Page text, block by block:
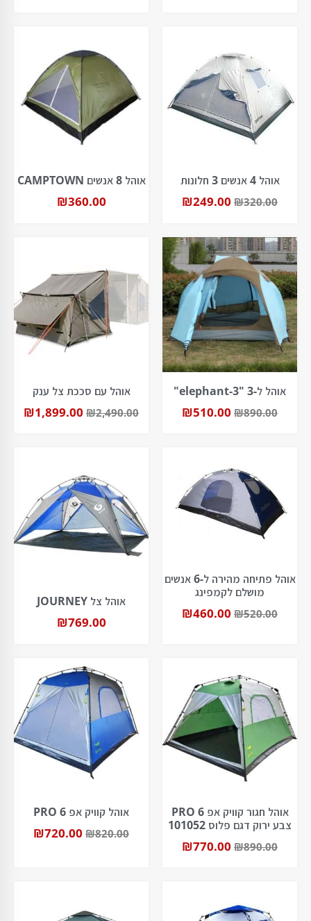
אוהל 4 אנשים 3 חלונות
₪320.00
₪249.00
אוהל 8 אנשים CAMPTOWN
₪360.00
אוהל ל-3 "elephant-3"
₪890.00
₪510.00
אוהל עם סככת צל ענק
₪2,490.00
₪1,899.00
אוהל פתיחה מהירה ל-6 אנשים
מושלם לקמפינג
₪520.00
₪460.00
אוהל צל JOURNEY
₪769.00
אוהל חגור קוויק אפ PRO 6
צבע ירוק דגם פלוס 101052
₪890.00
₪770.00
אוהל קוויק אפ PRO 6
₪820.00
₪720.00